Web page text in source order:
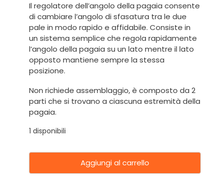
Il regolatore dell’angolo della pagaia consente
di cambiare l’angolo di sfasatura tra le due
pale in modo rapido e affidabile. Consiste in
un sistema semplice che regola rapidamente
l’angolo della pagaia su un lato mentre il lato
opposto mantiene sempre la stessa
posizione.
Non richiede assemblaggio, è composto da 2
parti che si trovano a ciascuna estremità della
pagaia.
1 disponibili
Aggiungi al carrello